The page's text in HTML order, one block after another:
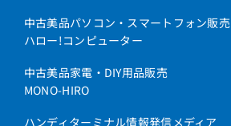
中古美品パソコン・スマートフォン販売
ハロー!コンピューター
中古美品家電・DIY用品販売
MONO-HIRO
ハンディターミナル情報発信メディア